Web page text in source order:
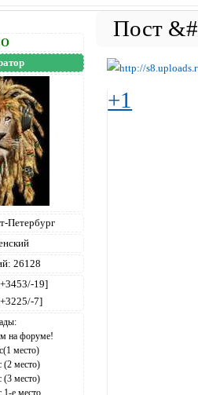
Петербург
26128
19]
7]
+1